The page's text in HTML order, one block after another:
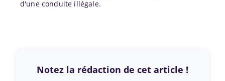
d'une conduite illégale.
Notez la rédaction de cet article !